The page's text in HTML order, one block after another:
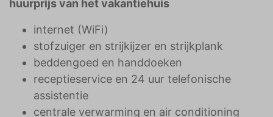
huurprijs van het vakantiehuis
internet (WiFi)
stofzuiger en strijkijzer en strijkplank
beddengoed en handdoeken
receptieservice en 24 uur telefonische
assistentie
centrale verwarming en air conditioning